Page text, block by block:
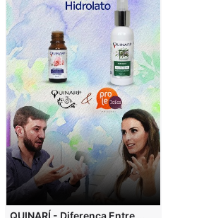
QUINARÍ - Diferença Entre Óleo Essencial e Hidrolato